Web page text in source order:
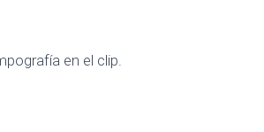
en el clip.